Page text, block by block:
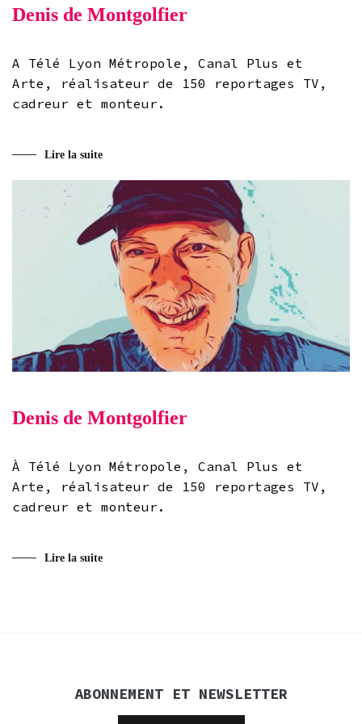
Denis de Montgolfier
A Télé Lyon Métropole, Canal Plus et
Arte, réalisateur de 150 reportages TV,
cadreur et monteur.
Lire la suite
Denis de Montgolfier
À Télé Lyon Métropole, Canal Plus et
Arte, réalisateur de 150 reportages TV,
cadreur et monteur.
Lire la suite
ABONNEMENT ET NEWSLETTER